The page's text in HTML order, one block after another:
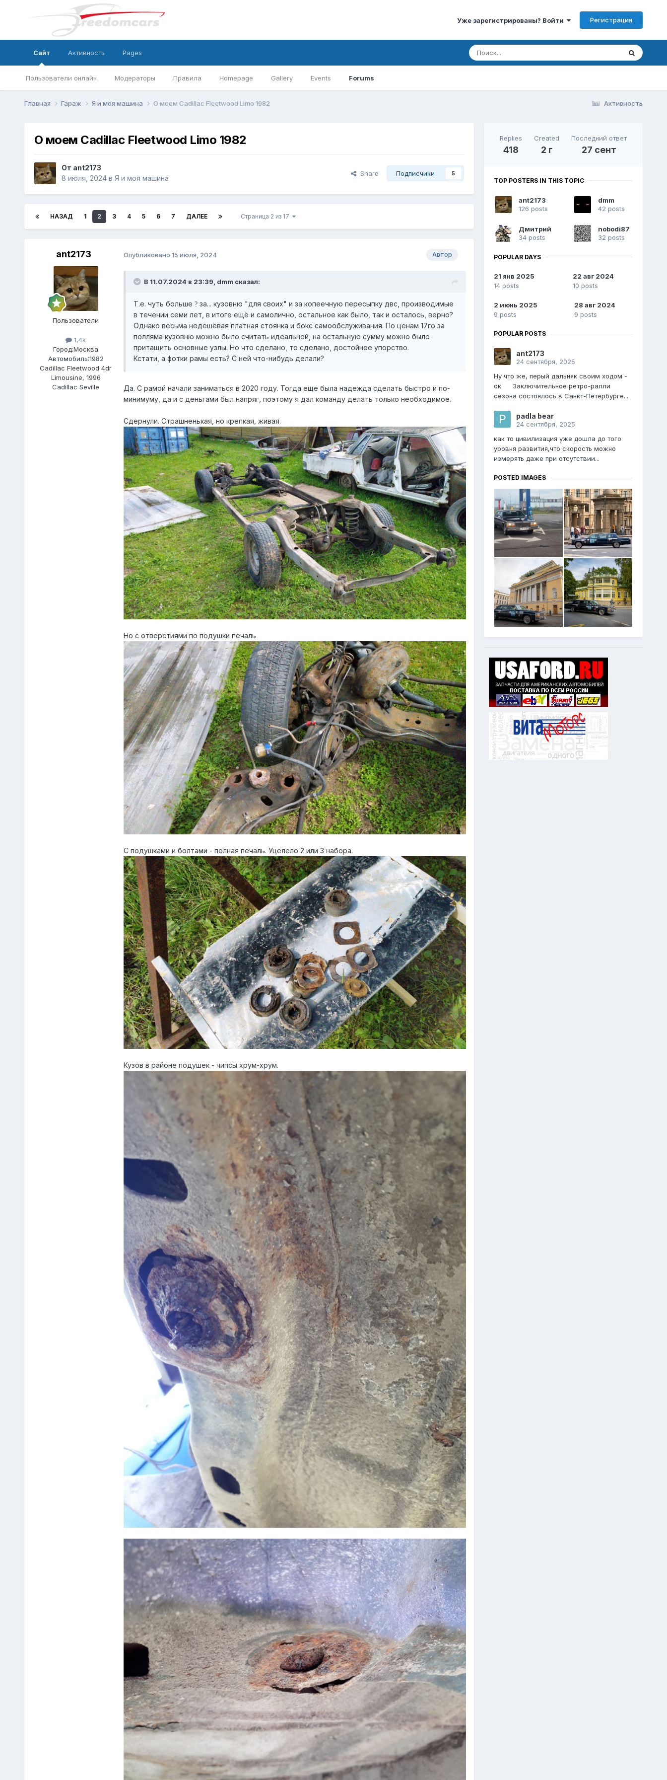
Уже зарегистрированы? Войти Регистрация
Сайт
Пользователи онлайн Модераторы Правила Homepage Gallery Events Forums
Активность Pages
Активность
Главная Гараж Я и моя машина О моем Cadillac Fleetwood Limo 1982
О моем Cadillac Fleetwood Limo 1982
От ant2173
8 июля, 2024в Я и моя машина
Share Подписчики 5
НАЗАД 1 2 3 4 5 6 7 ДАЛЕЕ Страница 2 из 17
ant2173
Пользователи
1,4k
Город:Москва
Автомобиль:1982
Cadillac Fleetwood 4dr
Limousine, 1996
Cadillac Seville
Автор
Опубликовано 15 июля, 2024
В 11.07.2024 в 23:39, dmm сказал:
Т.е. чуть больше ?за... кузовню "для своих" и за копеечную пересыпку двс, производимые
в течении семи лет, в итоге ещё и самолично, остальное как было, так и осталось, верно?
Однако весьма недешёвая платная стоянка и бокс самообслуживания. По ценам 17го за
полляма кузовню можно было считать идеальной, на остальную сумму можно было
притащить основные узлы. Но что сделано, то сделано, достойное упорство.
Кстати, а фотки рамы есть? С ней что-нибудь делали?
Да. С рамой начали заниматься в 2020 году. Тогда еще была надежда сделать быстро и по-
минимуму, да и с деньгами был напряг, поэтому я дал команду делать только необходимое.
Сдернули. Страшненькая, но крепкая, живая.
Но с отверстиями по подушки печаль
С подушками и болтами - полная печаль. Уцелело 2 или 3 набора.
Кузов в районе подушек - чипсы хрум-хрум.
Replies
418
Created
2 г
Последний ответ
27 сент
TOP POSTERS IN THIS TOPIC
ant2173
126 posts
dmm
42 posts
Дмитрий
34 posts
nobodi87
32 posts
POPULAR DAYS
21 янв 2025
14 posts
22 авг 2024
10 posts
2 июнь 2025
9 posts
28 авг 2024
9 posts
POPULAR POSTS
ant2173
24 сентября, 2025
Ну что же, перый дальняк своим ходом -
ок. Заключительное ретро-ралли
сезона состоялось в Санкт-Петербурге...
padla bear
24 сентября, 2025
как то цивилизация уже дошла до того
уровня развития,что скорость можно
измерять даже при отсутствии...
POSTED IMAGES